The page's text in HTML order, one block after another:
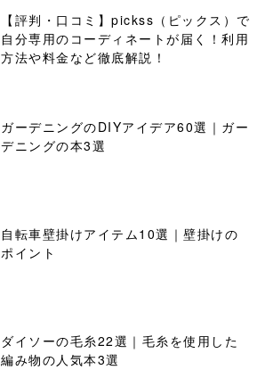
【評判・口コミ】pickss（ピックス）で
自分専用のコーディネートが届く！利用
方法や料金など徹底解説！
ガーデニングのDIYアイデア60選｜ガー
デニングの本3選
自転車壁掛けアイテム10選｜壁掛けの
ポイント
ダイソーの毛糸22選｜毛糸を使用した
編み物の人気本3選